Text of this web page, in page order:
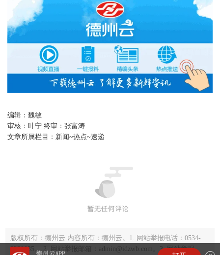
编辑： 魏敏
审核： 叶宁 终审：张富涛
文章所属栏目： 新闻~热点~速递
版权所有：德州云 内容所有：德州云。1. 网站举报电话：0534-
2220035。 2. 网站举报邮箱：admin@idzwb.com。3. 网站举报